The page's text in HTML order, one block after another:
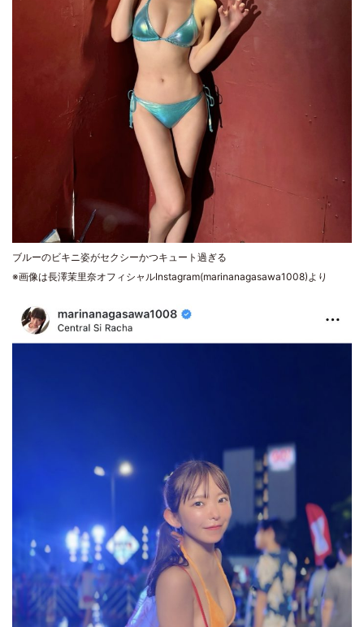
ブルーのビキニ姿がセクシーかつキュート過ぎる
※画像は長澤茉里奈オフィシャルInstagram(marinanagasawa1008)より